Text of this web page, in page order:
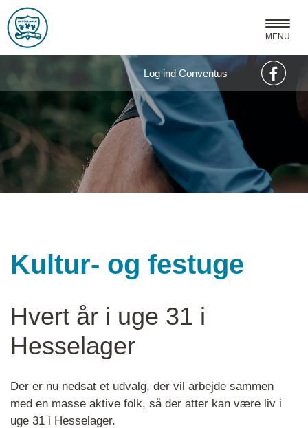
Log ind Conventus
Kultur- og festuge
Hvert år i uge 31 i
Hesselager
Der er nu nedsat et udvalg, der vil arbejde sammen
med en masse aktive folk, så der atter kan være liv i
uge 31 i Hesselager.
MENU